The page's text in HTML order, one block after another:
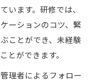
います。研修では、
ーションのコツ、緊
ことができ、未経験
とができます。
理者によるフォロー